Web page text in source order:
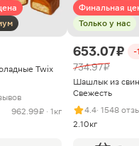
Twix
962.99 ₽ · 1кг
Финальная
Только у нас
653.07 ₽ -
734.97 ₽
Шашлык из
Свежесть
4.4· 1548
2.10кг